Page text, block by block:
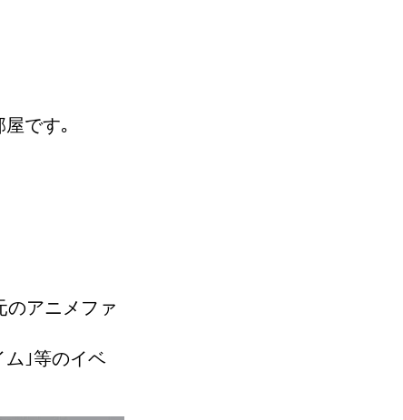
です｡
のアニメファ
ム｣等のイベ